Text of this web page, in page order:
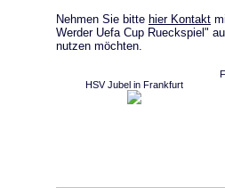
Nehmen Sie bitte hier Kontakt
Werder Uefa Cup Rueckspiel"
nutzen möchten.
HSV Jubel in Frankfurt